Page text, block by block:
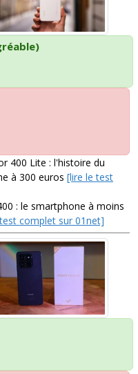
400 Lite : l'histoire du
à 300 euros [lire le test
: le smartphone à moins
complet sur 01net]